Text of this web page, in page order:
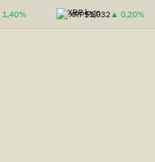
XRP$1,032▲ 0,20%